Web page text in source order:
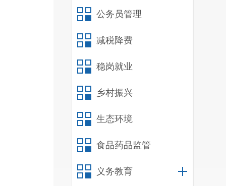
公务员管理
减税降费
稳岗就业
乡村振兴
生态环境
食品药品监管
义务教育